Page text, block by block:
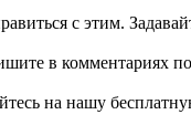
с этим.
в комментариях
на нашу